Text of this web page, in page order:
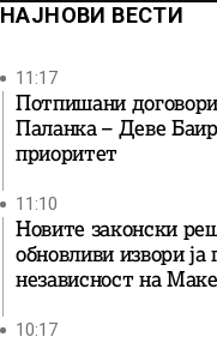
НАЈНОВИ ВЕСТИ
11:17
Потпишани
Паланка – Деве
приоритет
11:10
Новите законски
обновливи извори ја
независност на
10:17